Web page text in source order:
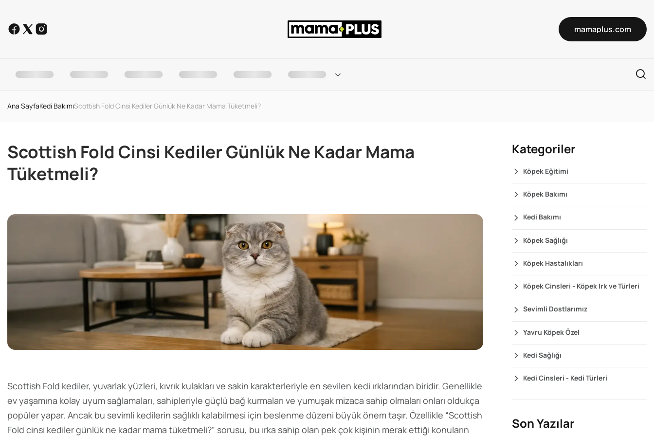
mamaplus.com
Ana SayfaKedi BakımıScottish Fold Cinsi Kediler Günlük Ne Kadar Mama Tüketmeli?
Scottish Fold Cinsi Kediler Günlük Ne Kadar Mama
Tüketmeli?
Scottish Fold kediler, yuvarlak yüzleri, kıvrık kulakları ve sakin karakterleriyle en sevilen kedi ırklarından biridir. Genellikle
ev yaşamına kolay uyum sağlamaları, sahipleriyle güçlü bağ kurmaları ve yumuşak mizaca sahip olmaları onları oldukça
popüler yapar. Ancak bu sevimli kedilerin sağlıklı kalabilmesi için beslenme düzeni büyük önem taşır. Özellikle “Scottish
Fold cinsi kediler günlük ne kadar mama tüketmeli?” sorusu, bu ırka sahip olan pek çok kişinin merak ettiği konuların
Kategoriler
Köpek Eğitimi
Köpek Bakımı
Kedi Bakımı
Köpek Sağlığı
Köpek Hastalıkları
Köpek Cinsleri - Köpek Irk ve Türleri
Sevimli Dostlarımız
Yavru Köpek Özel
Kedi Sağlığı
Kedi Cinsleri - Kedi Türleri
Son Yazılar